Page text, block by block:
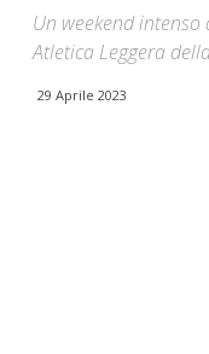
Un weekend intenso
Atletica Leggera
29 Aprile 2023